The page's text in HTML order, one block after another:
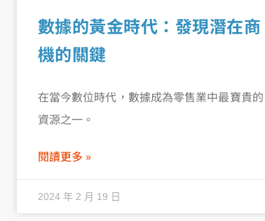
數據的黃金時代：發現潛在商
機的關鍵
在當今數位時代，數據成為零售業中最寶貴的
資源之一。
閱讀更多 »
2024 年 2 月 19 日